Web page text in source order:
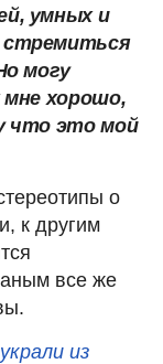
умных и
стремиться
могу
мне хорошо,
что это мой
о
к другим
все же
из